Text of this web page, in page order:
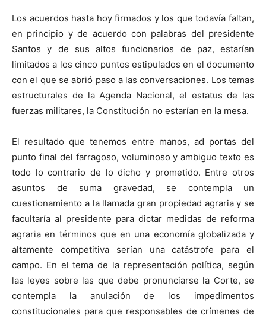
Los acuerdos hasta hoy firmados y los que todavía faltan,
en principio y de acuerdo con palabras del presidente
Santos y de sus altos funcionarios de paz, estarían
limitados a los cinco puntos estipulados en el documento
con el que se abrió paso a las conversaciones. Los temas
estructurales de la Agenda Nacional, el estatus de las
fuerzas militares, la Constitución no estarían en la mesa.
El resultado que tenemos entre manos, ad portas del
punto final del farragoso, voluminoso y ambiguo texto es
todo lo contrario de lo dicho y prometido. Entre otros
asuntos de suma gravedad, se contempla un
cuestionamiento a la llamada gran propiedad agraria y se
facultaría al presidente para dictar medidas de reforma
agraria en términos que en una economía globalizada y
altamente competitiva serían una catástrofe para el
campo. En el tema de la representación política, según
las leyes sobre las que debe pronunciarse la Corte, se
contempla la anulación de los impedimentos
constitucionales para que responsables de crímenes de